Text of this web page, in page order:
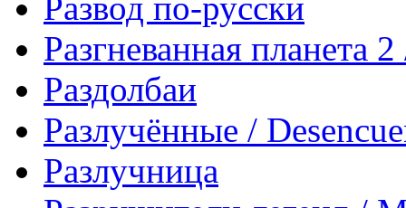
Разгневанная планета
Раздолбаи
Разлучённые /
Разлучница